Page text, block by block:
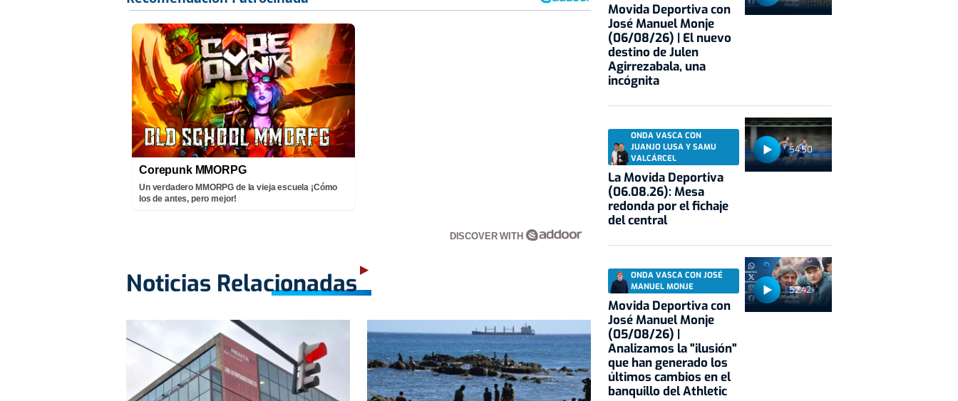
Corepunk MMORPG
Un verdadero MMORPG de la vieja escuela ¡Cómo
los de antes, pero mejor!
DISCOVER WITH
Noticias Relacionadas
Movida Deportiva con
José Manuel Monje
(06/08/26) | El nuevo
destino de Julen
Agirrezabala, una
incógnita
54:50
ONDA VASCA CON
JUANJO LUSA Y SAMU
VALCÁRCEL
La Movida Deportiva
(06.08.26): Mesa
redonda por el fichaje
del central
52:42
ONDA VASCA CON JOSÉ
MANUEL MONJE
Movida Deportiva con
José Manuel Monje
(05/08/26) |
Analizamos la "ilusión"
que han generado los
últimos cambios en el
banquillo del Athletic